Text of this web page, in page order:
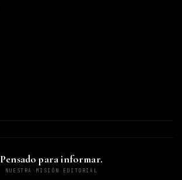
Pensado para informar.
NUESTRA MISIÓN EDITORIAL